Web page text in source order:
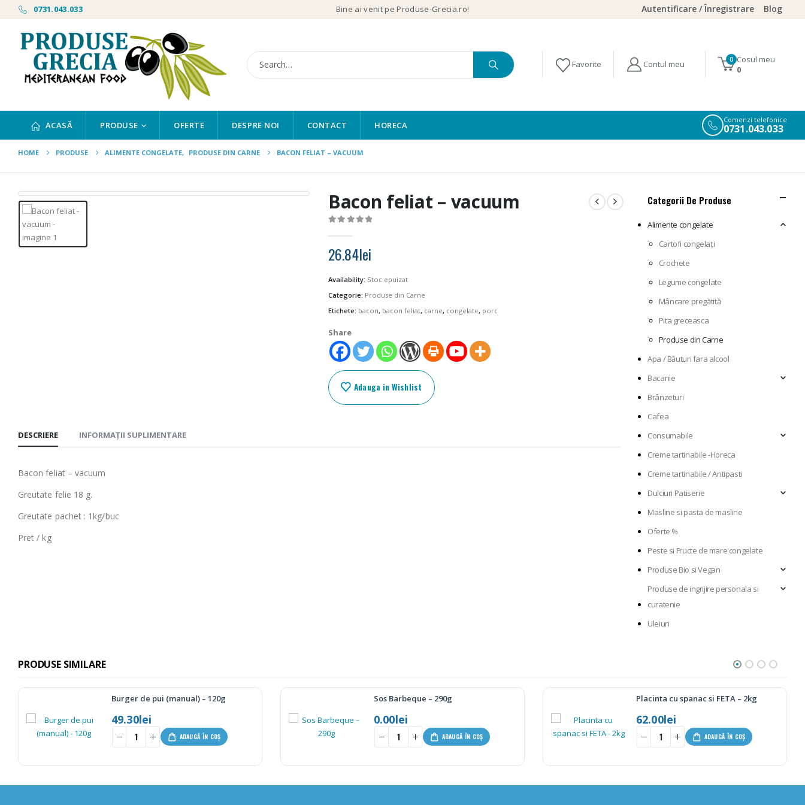
0731.043.033 Bine ai venit pe Produse-Grecia.ro! Autentificare / Înregistrare Blog
0 Cosul meu
0
ACASĂ PRODUSE OFERTE DESPRE NOI CONTACT HORECA
Comenzi telefonice
0731.043.033
HOME PRODUSE ALIMENTE CONGELATE, PRODUSE DIN CARNE BACON FELIAT – VACUUM
Bacon feliat – vacuum
26.84lei
Availability: Stoc epuizat
Categorie: Produse din Carne
Etichete: bacon, bacon feliat, carne, congelate, porc
Share
Adauga in Wishlist
DESCRIERE INFORMAȚII SUPLIMENTARE
Bacon feliat – vacuum
Greutate felie 18 g.
Greutate pachet : 1kg/buc
Pret / kg
Categorii De Produse
Alimente congelate
Cartofi congelați
Crochete
Legume congelate
Mâncare pregătită
Pita greceasca
Produse din Carne
Apa / Băuturi fara alcool
Bacanie
Brânzeturi
Cafea
Consumabile
Creme tartinabile -Horeca
Creme tartinabile / Antipasti
Dulciuri Patiserie
Masline si pasta de masline
Oferte %
Peste si Fructe de mare congelate
Produse Bio si Vegan
Produse de ingrijire personala si
curatenie
Uleiuri
PRODUSE SIMILARE
ADAUGĂ ÎN COȘ
Sos Barbeque – 290g
ADAUGĂ ÎN COȘ ADAUGĂ ÎN COȘ
Carnati
- + - + - +